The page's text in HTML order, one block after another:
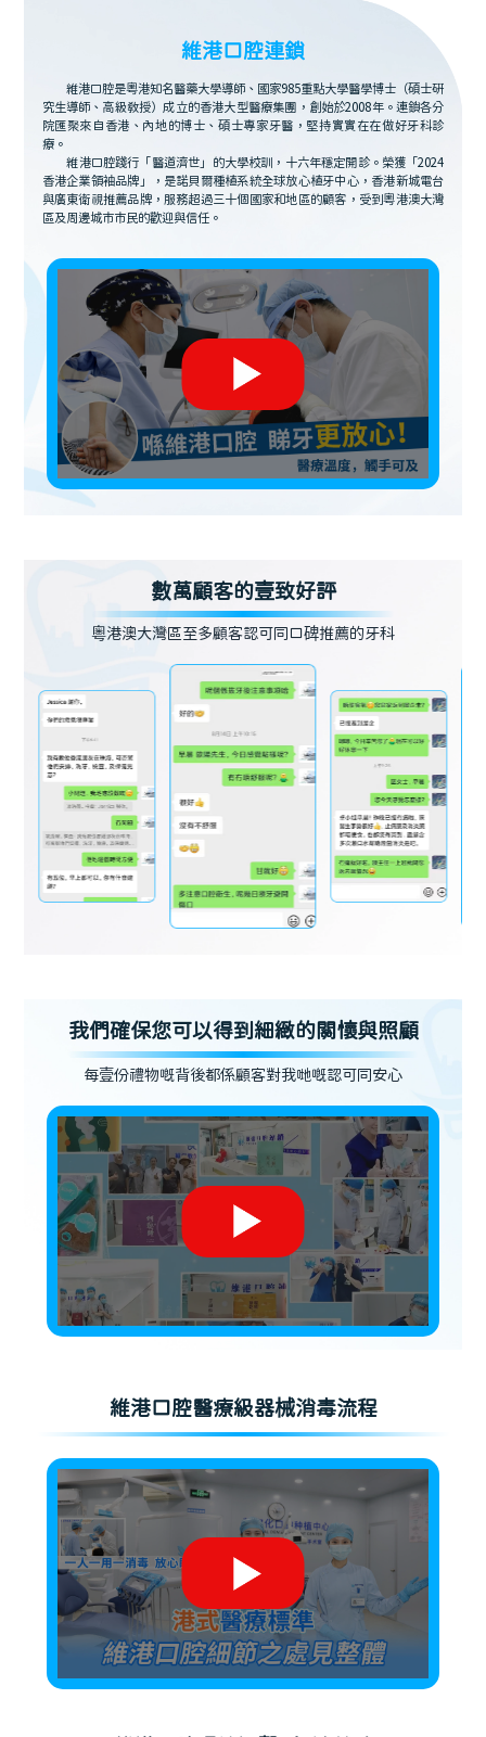
維港口腔連鎖
維港口腔是粵港知名醫藥大學導師、國家985重點大學醫學博士（碩士研
究生導師、高級教授）成立的香港大型醫療集團，創始於2008年。連鎖各分
院匯聚來自香港、內地的博士、碩士專家牙醫，堅持實實在在做好牙科診
療。
維港口腔踐行「醫道濟世」的大學校訓，十六年穩定開診。榮獲「2024
香港企業領袖品牌」，是諾貝爾種植系統全球放心植牙中心，香港新城電台
與廣東衛視推薦品牌，服務超過三十個國家和地區的顧客，受到粵港澳大灣
區及周邊城市市民的歡迎與信任。
數萬顧客的壹致好評
粵港澳大灣區至多顧客認可同口碑推薦的牙科
我們確保您可以得到細緻的關懷與照顧
每壹份禮物嘅背後都係顧客對我哋嘅認可同安心
維港口腔醫療級器械消毒流程